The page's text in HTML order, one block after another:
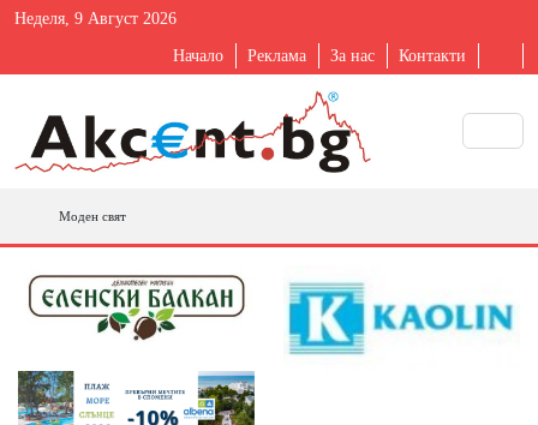
Неделя, 9 Август 2026
Начало Реклама За нас Контакти
Моден свят